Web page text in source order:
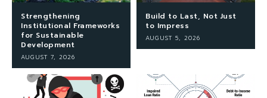
Strengthening
Institutional Frameworks
for Sustainable
Development
AUGUST 7, 2026
Build to Last, Not Just
to Impress
AUGUST 5, 2026